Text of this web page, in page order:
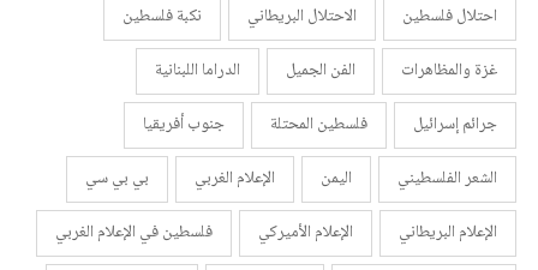
احتلال فلسطين
الاحتلال البريطاني
نكبة فلسطين
غزة والمظاهرات
الفن الجميل
الدراما اللبنانية
جرائم إسرائيل
فلسطين المحتلة
جنوب أفريقيا
الشعر الفلسطيني
اليمن الإعلام الغربي
بي بي سي
الإعلام البريطاني
الإعلام الأميركي
فلسطين في الإعلام الغربي